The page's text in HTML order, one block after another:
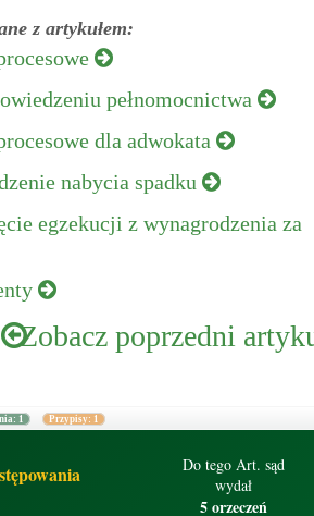
z artykułem:
pełnomocnictwa
dla adwokata
nabycia spadku
egzekucji z wynagrodzenia za
Zobacz poprzedni
1 Przypisy: 1
Do tego Art. sąd
wydał
5 orzeczeń